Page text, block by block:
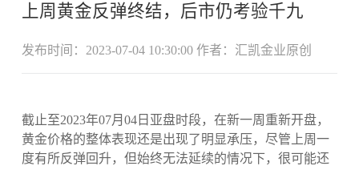
上周黄金反弹终结，后市仍考验千九
发布时间：2023-07-04 10:30:00 作者：汇凯金业原创
截止至2023年07月04日亚盘时段，在新一周重新开盘，
黄金价格的整体表现还是出现了明显承压，尽管上周一
度有所反弹回升，但始终无法延续的情况下，很可能还